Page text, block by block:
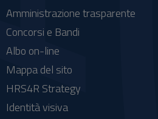
Amministrazione trasparente
Concorsi e Bandi
Albo on-line
Mappa del sito
HRS4R Strategy
Identità visiva